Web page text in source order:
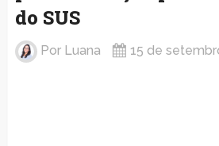
do SUS
Por Luana 15 de